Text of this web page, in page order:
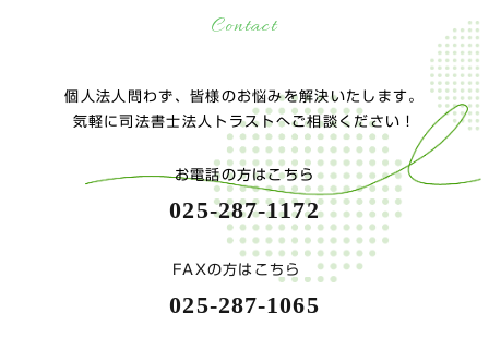
Contact
個人法人問わず、皆様のお悩みを解決いたします。
気軽に司法書士法人トラストへご相談ください！
お電話の方はこちら
025-287-1172
FAXの方はこちら
025-287-1065